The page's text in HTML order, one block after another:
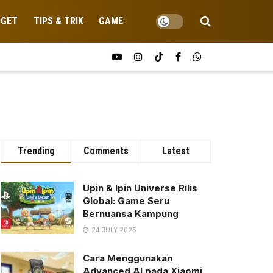
TIPS & TRIK GAME
Trending Comments Latest
Upin & Ipin Universe Rilis
Global: Game Seru
Bernuansa Kampung
24 JULY 2025
Cara Menggunakan